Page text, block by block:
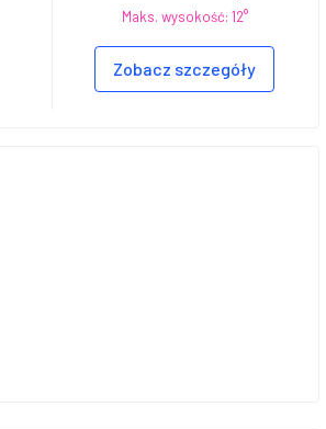
Maks. wysokość: 12°
Zobacz szczegóły